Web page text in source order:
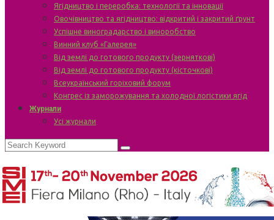
Ягідництво і переробка: технології та інновації
Овочівництво та ягідництво: відкритий і закритий ґрунт
Успішне виноградарство і виноробство
Винний клуб «Галерея»
Від землі до готового продукту (зерняткові)
Від землі до готового продукту (кісточкові)
Всеукраїнський горіховий форум
Конгрес із заморожування та холодної логістики ягід
Журнали
Усі журнали